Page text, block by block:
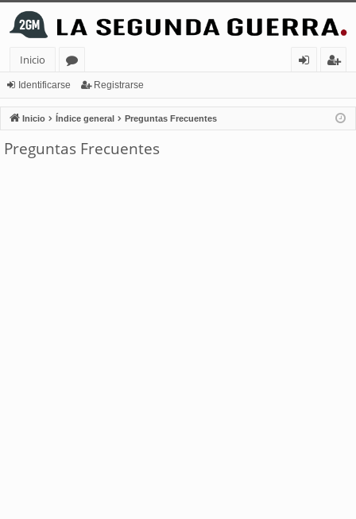
Inicio
or
os
nt
ifi
ist
ra
Identificarse Registrarse
Inicio Índice general Preguntas Frecuentes
Preguntas Frecuentes